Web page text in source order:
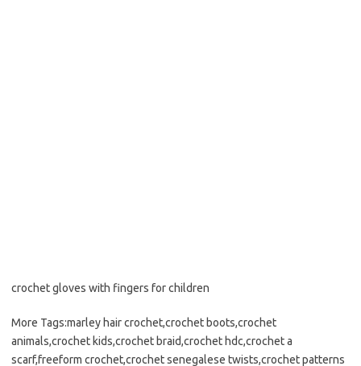
crochet gloves with fingers for children
More Tags:marley hair crochet,crochet boots,crochet
animals,crochet kids,crochet braid,crochet hdc,crochet a
scarf,freeform crochet,crochet senegalese twists,crochet patterns